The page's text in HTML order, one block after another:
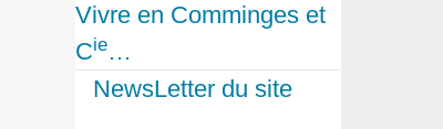
Vivre en Comminges et
Cie…
NewsLetter du site